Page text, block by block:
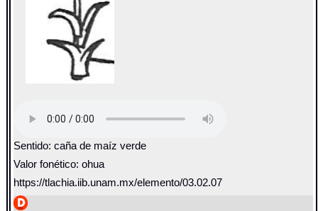
Sentido: caña de maíz verde
Valor fonético: ohua
https://tlachia.iib.unam.mx/elemento/03.02.07